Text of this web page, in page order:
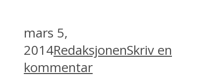
mars 5,
2014RedaksjonenSkriv en
kommentar